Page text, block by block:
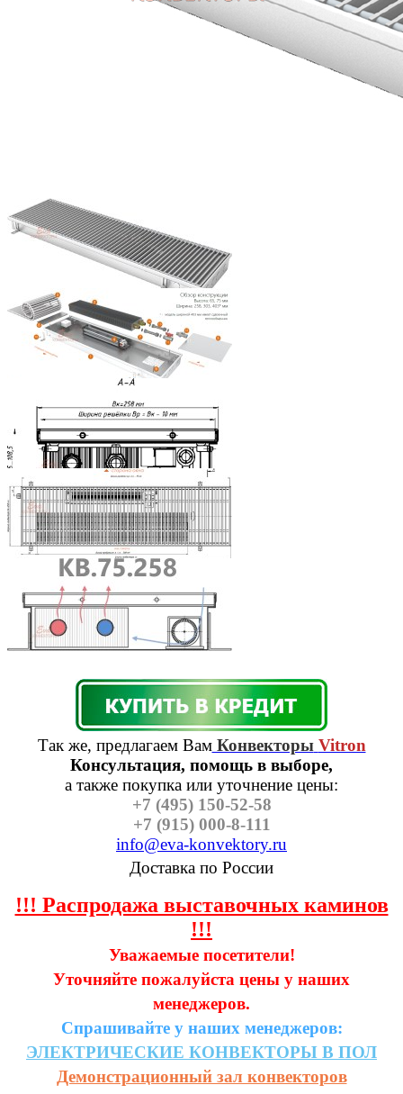
Так же, предлагаем ВамКонвекторы Vitron
Консультация, помощь в выборе,
а также покупка или уточнение цены:
+7 (495) 150-52-58
+7 (915) 000-8-111
info@eva-konvektory.ru
Доставка по России
!!! Распродажа выставочных каминов
!!!
Уважаемые посетители!
Уточняйте пожалуйста цены у наших
менеджеров.
Спрашивайте у наших менеджеров:
ЭЛЕКТРИЧЕСКИЕ КОНВЕКТОРЫ В ПОЛ
Демонстрационный зал конвекторов